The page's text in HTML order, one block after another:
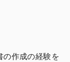
の作成の経験を